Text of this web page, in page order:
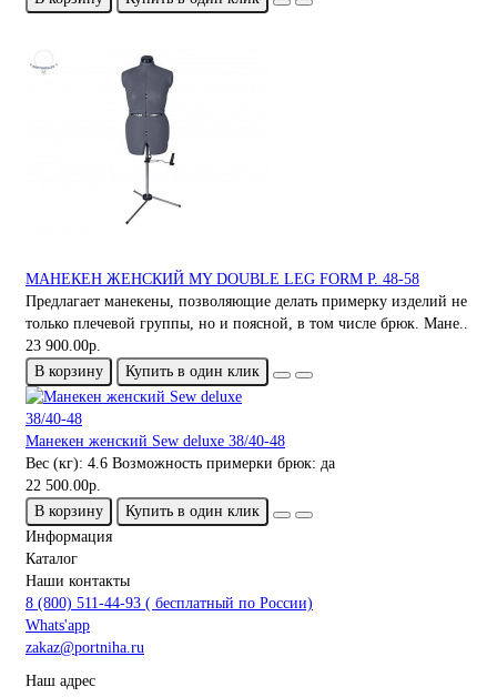
МАНЕКЕН ЖЕНСКИЙ MY DOUBLE LEG FORM Р. 48-58
Предлагает манекены, позволяющие делать примерку изделий не
только плечевой группы, но и поясной, в том числе брюк. Мане..
23 900.00р.
В корзину
Купить в один клик
Манекен женский Sew deluxe 38/40-48
Вес (кг): 4.6 Возможность примерки брюк: да
22 500.00р.
В корзину
Купить в один клик
Информация
Каталог
Наши контакты
8 (800) 511-44-93 ( бесплатный по России)
Whats'app
zakaz@portniha.ru
Наш адрес